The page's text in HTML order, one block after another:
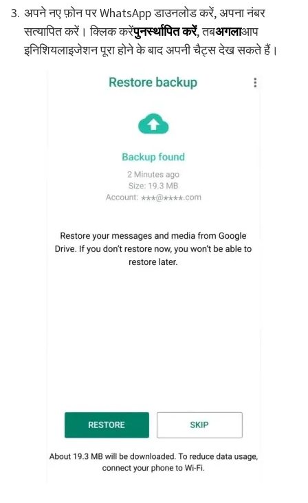
अपने नए फ़ोन पर WhatsApp डाउनलोड करें, अपना नंबर
सत्यापित करें। क्लिक करेंपुनर्स्थापित करें, तबअगलाआप
इनिशियलाइजेशन पूरा होने के बाद अपनी चैट्स देख सकते हैं।